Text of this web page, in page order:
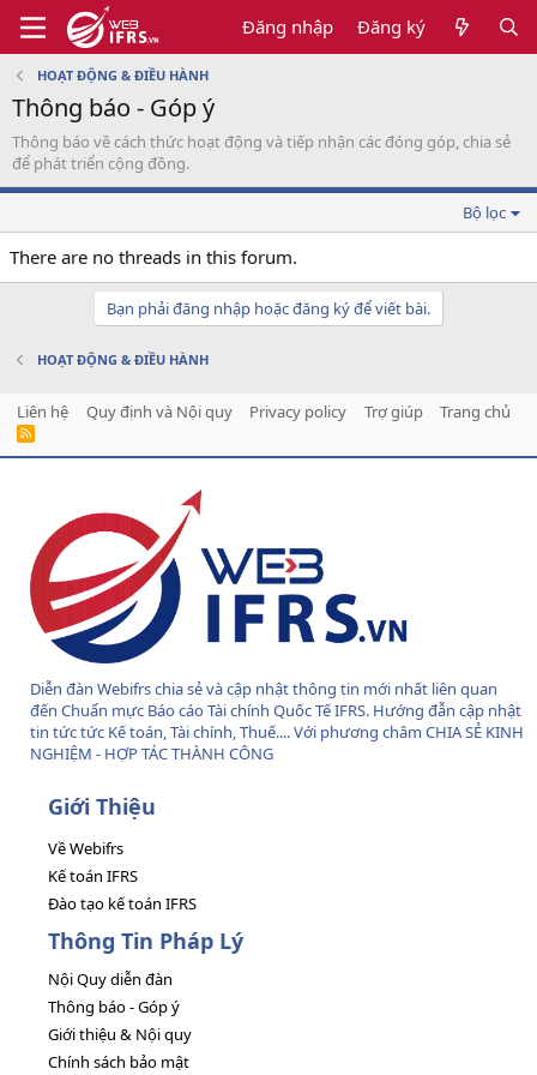
Đăng nhập Đăng ký
HOẠT ĐỘNG & ĐIỀU HÀNH
Thông báo - Góp ý
Thông báo về cách thức hoạt động và tiếp nhận các đóng góp, chia sẻ
để phát triển cộng đồng.
Bộ lọc
There are no threads in this forum.
Bạn phải đăng nhập hoặc đăng ký để viết bài.
HOẠT ĐỘNG & ĐIỀU HÀNH
Liên hệ Quy định và Nội quy Privacy policy Trợ giúp Trang chủ
R
Diễn đàn Webifrs chia sẻ và cập nhật thông tin mới nhất liên quan
đến Chuẩn mực Báo cáo Tài chính Quốc Tế IFRS. Hướng đẫn cập nhật
tin tức tức Kế toán, Tài chính, Thuế.... Với phương châm CHIA SẺ KINH
NGHIỆM - HỢP TÁC THÀNH CÔNG
Giới Thiệu
Về Webifrs
Kế toán IFRS
Đào tạo kế toán IFRS
Thông Tin Pháp Lý
Nội Quy diễn đàn
Thông báo - Góp ý
Giới thiệu & Nội quy
Chính sách bảo mật